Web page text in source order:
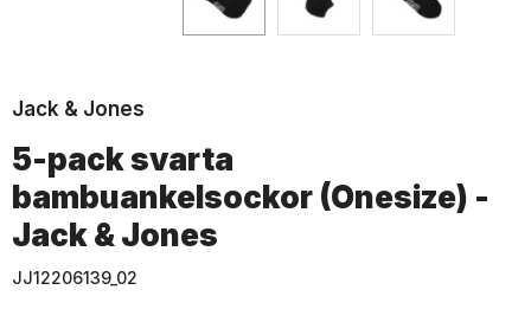
Jack & Jones
5-pack svarta
bambuankelsockor (Onesize) -
Jack & Jones
JJ12206139_02